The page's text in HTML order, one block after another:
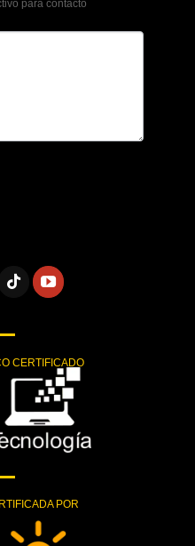
para contacto
CERTIFICADO
POR